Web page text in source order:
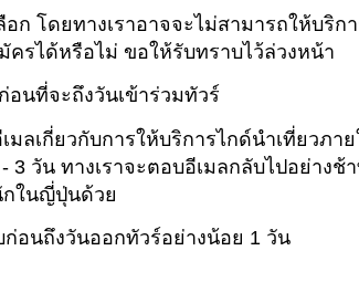
อก โดยทางเราอาจจะไม่สามารถให้บริ
รได้หรือไม่ ขอให้รับทราบไว้ล่วงหน้า
อนที่จะถึงวันเข้าร่วมทัวร์
ลเกี่ยวกับการให้บริการไกด์นำเที่ยวภา
วัน ทางเราจะตอบอีเมลกลับไปอย่างช้
ในญี่ปุ่นด้วย
อนถึงวันออกทัวร์อย่างน้อย 1 วัน